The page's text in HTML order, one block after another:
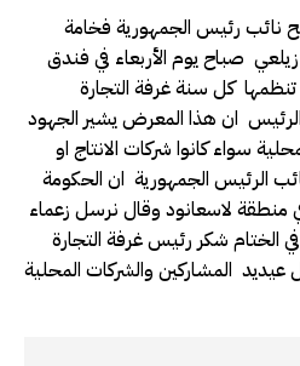
نائب رئيس الجمهورية فخامة
صباح يوم الأربعاء في فندق
كل سنة غرفة التجارة
الرئيس ان هذا المعرض يشير الجهود
سواء كانوا شركات الانتاج او
الرئيس الجمهورية ان الحكومة
منطقة لاسعانود وقال نرسل زعماء
الختام شكر رئيس غرفة التجارة